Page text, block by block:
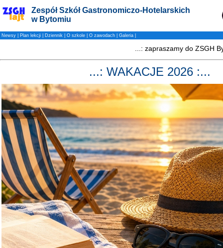
Zespół Szkół Gastronomiczo-Hotelarskich
w Bytomiu
Newsy Plan lekcji Dziennik O szkole O zawodach Galeria
...: WAKACJE 2026 :...